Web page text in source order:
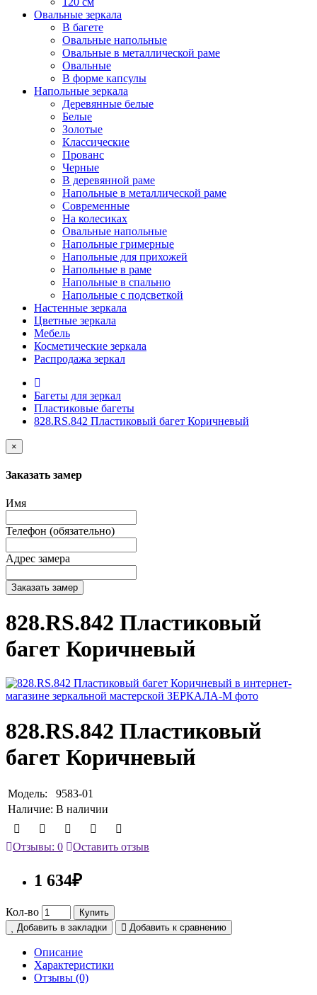
Овальные зеркала
В багете
Овальные напольные
Овальные в металлической раме
Овальные
В форме капсулы
Напольные зеркала
Деревянные белые
Белые
Золотые
Классические
Прованс
Черные
В деревянной раме
Напольные в металлической раме
Современные
На колесиках
Овальные напольные
Напольные гримерные
Напольные для прихожей
Напольные в раме
Напольные в спальню
Напольные с подсветкой
Настенные зеркала
Цветные зеркала
Мебель
Косметические зеркала
Распродажа зеркал
Багеты для зеркал
Пластиковые багеты
828.RS.842 Пластиковый багет Коричневый
×
Заказать замер
Имя
Телефон (обязательно)
Адрес замера
Заказать замер
828.RS.842 Пластиковый
багет Коричневый
828.RS.842 Пластиковый
багет Коричневый
Модель:
9583-01
Наличие: В наличии
Отзывы: 0 Оставить отзыв
1 634₽
Кол-во
Купить
Добавить в закладки
Добавить к сравнению
Описание
Характеристики
Отзывы (0)